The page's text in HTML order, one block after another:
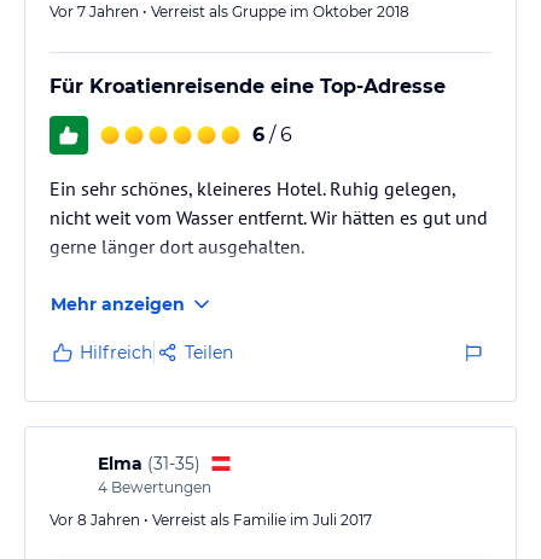
Vor 7 Jahren • Verreist als Gruppe im Oktober 2018
Für Kroatienreisende eine Top-Adresse
6 / 6
Ein sehr schönes, kleineres Hotel. Ruhig gelegen,
nicht weit vom Wasser entfernt. Wir hätten es gut und
gerne länger dort ausgehalten.
Mehr anzeigen
Hilfreich Teilen
Elma (31-35)
4 Bewertungen
Vor 8 Jahren • Verreist als Familie im Juli 2017